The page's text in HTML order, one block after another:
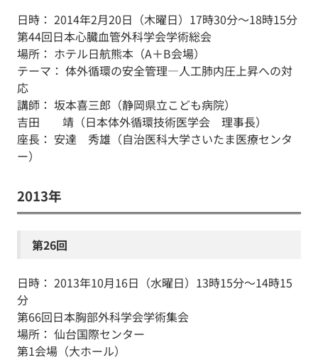
日時： 2014年2月20日（木曜日）17時30分～18時15分
第44回日本心臓血管外科学会学術総会
場所： ホテル日航熊本（A＋B会場）
テーマ： 体外循環の安全管理―人工肺内圧上昇への対
応
講師： 坂本喜三郎（静岡県立こども病院）
吉田 靖（日本体外循環技術医学会 理事長）
座長： 安達 秀雄（自治医科大学さいたま医療センタ
ー）
2013年
第26回
日時： 2013年10月16日（水曜日）13時15分～14時15
分
第66回日本胸部外科学会学術集会
場所： 仙台国際センター
第1会場（大ホール）